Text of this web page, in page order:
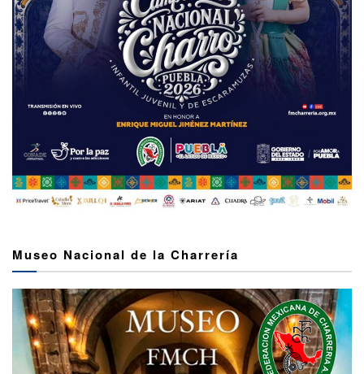
Museo Nacional de la Charrería